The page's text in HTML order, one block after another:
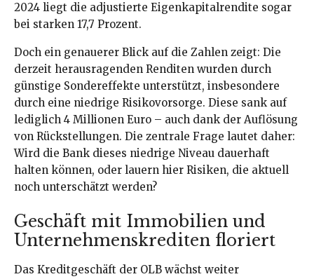
2024 liegt die adjustierte Eigenkapitalrendite sogar
bei starken 17,7 Prozent.
Doch ein genauerer Blick auf die Zahlen zeigt: Die
derzeit herausragenden Renditen wurden durch
günstige Sondereffekte unterstützt, insbesondere
durch eine niedrige Risikovorsorge. Diese sank auf
lediglich 4 Millionen Euro – auch dank der Auflösung
von Rückstellungen. Die zentrale Frage lautet daher:
Wird die Bank dieses niedrige Niveau dauerhaft
halten können, oder lauern hier Risiken, die aktuell
noch unterschätzt werden?
Geschäft mit Immobilien und
Unternehmenskrediten floriert
Das Kreditgeschäft der OLB wächst weiter